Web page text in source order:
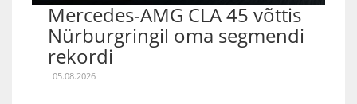
Mercedes-AMG CLA 45 võttis
Nürburgringil oma segmendi
rekordi
05.08.2026